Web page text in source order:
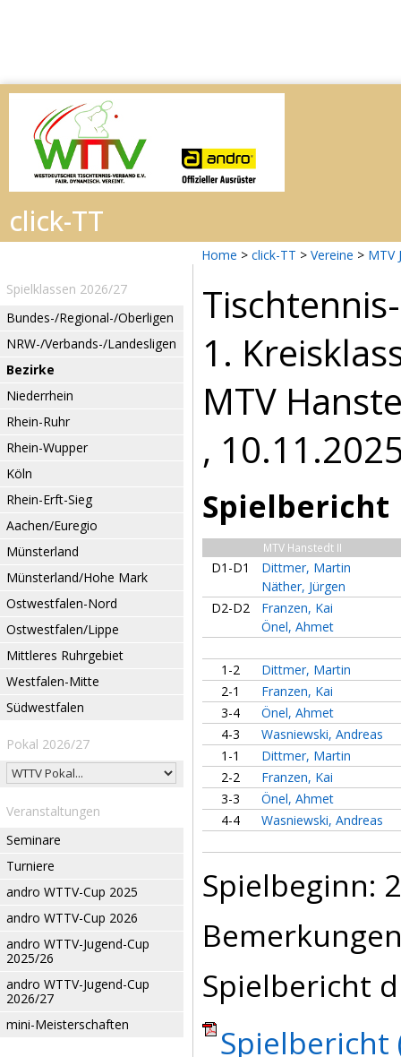
Home > click-TT > Vereine > MTV
Spielklassen 2026/27
Bundes-/Regional-/Oberligen
NRW-/Verbands-/Landesligen
Bezirke
Niederrhein
Rhein-Ruhr
Rhein-Wupper
Köln
Rhein-Erft-Sieg
Aachen/Euregio
Münsterland
Münsterland/Hohe Mark
Ostwestfalen-Nord
Ostwestfalen/Lippe
Mittleres Ruhrgebiet
Westfalen-Mitte
Südwestfalen
Pokal 2026/27
Veranstaltungen
Seminare
Turniere
andro WTTV-Cup 2025
andro WTTV-Cup 2026
andro WTTV-Jugend-Cup
2025/26
andro WTTV-Jugend-Cup
2026/27
mini-Meisterschaften
1.
MTV
,
Spielbericht
MTV Hanstedt II
D1-D1
Dittmer, Martin
Näther, Jürgen
D2-D2
Franzen, Kai
Önel, Ahmet
1-2
Dittmer, Martin
2-1
Franzen, Kai
3-4
Önel, Ahmet
4-3
Wasniewski, Andreas
1-1
Dittmer, Martin
2-2
Franzen, Kai
3-3
Önel, Ahmet
4-4
Wasniewski, Andreas
Spielbeginn:
Spielbericht
Spielbericht